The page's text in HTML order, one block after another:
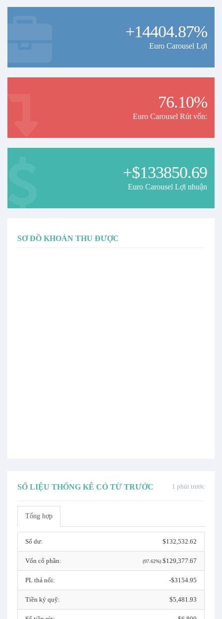
certain number of positions in the market, time of day and day of the
Risks - The strategy uses withdrawal to no loss through hedging with
opposite positions and opening unidirectional averaging positions to
1. I calculate the profitability of the signal, about 25% per month.
Tested on real trading and testing on all ticks for the period from 2015
compares it with patterns of candlestick figures in the quotes history.
If the EA sees non-unidirectional data with a trend, it will skip
+14404.87%
Euro Carousel Lợi
76.10%
Euro Carousel Rút vốn:
+$133850.69
Euro Carousel Lợi nhuận
SƠ ĐỒ KHOẢN THU ĐƯỢC
1 phút trước
SỐ LIỆU THỐNG KÊ CÓ TỪ TRƯỚC
Tổng hợp
Số dư: $132,532.62
Vốn cổ phần: (97.62%) $129,377.67
PL thả nổi: -$3154.95
Tiền ký quỹ: $5,481.93